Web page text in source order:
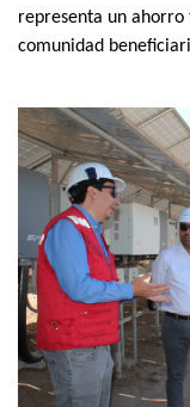
representa un
comunidad